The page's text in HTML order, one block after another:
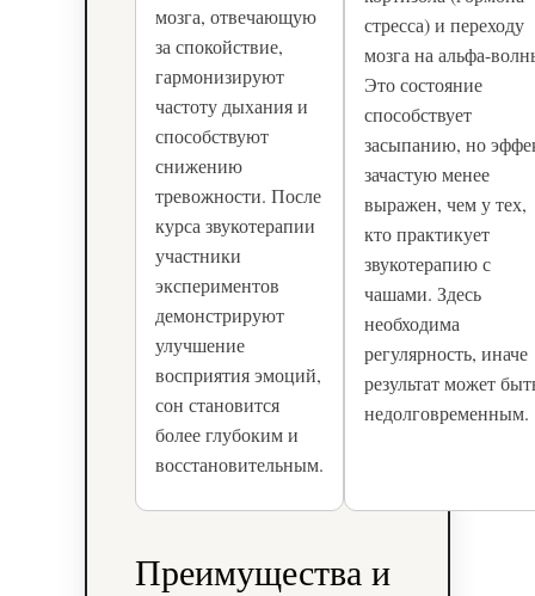
мозга, отвечающую
за спокойствие,
гармонизируют
частоту дыхания и
способствуют
снижению
тревожности. После
курса звукотерапии
участники
экспериментов
демонстрируют
улучшение
восприятия эмоций,
сон становится
более глубоким и
восстановительным.
стресса) и переходу
мозга на альфа-
Это состояние
способствует
засыпанию, но
зачастую менее
выражен, чем у тех,
кто практикует
звукотерапию с
чашами. Здесь
необходима
регулярность, иначе
результат может
недолговременным.
Преимущества и